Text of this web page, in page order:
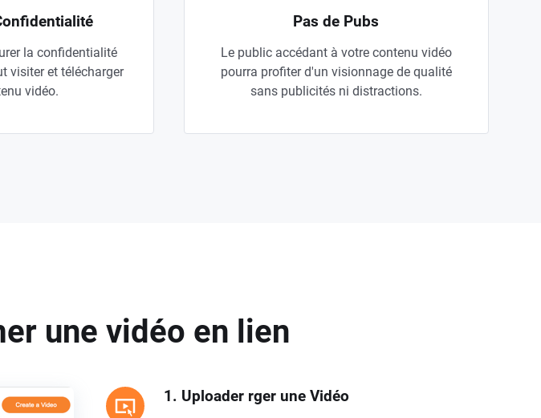
la confidentialité
visiter et télécharger
vidéo.
Pas de Pubs
Le public accédant à votre contenu vidéo
pourra profiter d'un visionnage de qualité
sans publicités ni distractions.
une vidéo en lien
1. Uploader rger une Vidéo